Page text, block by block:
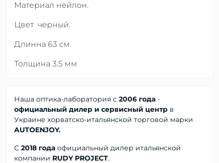
Материал нейлон.
Цвет черный.
Длинна 63 см.
Толщина 3.5 мм
Наша оптика-лаборатория с 2006 года -
официальный дилер и сервисный центр в
Украине хорватско-итальянской торговой марки
AUTOENJOY.
С 2018 года официальный дилер итальянской
компании RUDY PROJECT.